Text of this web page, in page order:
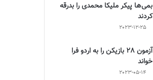
بمی‌ها پیکر ملیکا محمدی را بدرقه
کردند
2023-12-25
آزمون 28 بازیکن را به اردو فرا
خواند
2023-05-14